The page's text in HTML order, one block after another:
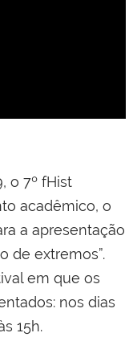
o 7º fHist
acadêmico, o
a apresentação
de extremos”.
em que os
nos dias
15h.